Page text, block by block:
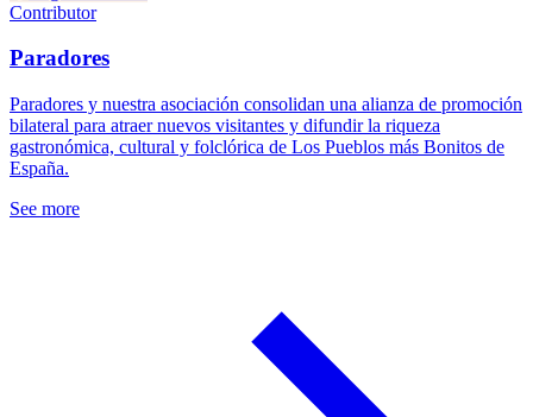
Contributor
Paradores
Paradores y nuestra asociación consolidan una alianza de promoción
bilateral para atraer nuevos visitantes y difundir la riqueza
gastronómica, cultural y folclórica de Los Pueblos más Bonitos de
España.
See more